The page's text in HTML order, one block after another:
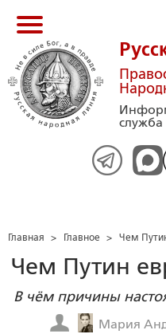
служба
Главная > Главное > Чем
Чем Путин
В чём причины
Мария